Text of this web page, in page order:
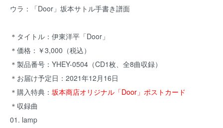
ウラ：「Door」坂本サトル手書き譜面
＊タイトル：伊東洋平「Door」
＊価格：￥3,000（税込）
＊製品番号：YHEY-0504（CD1枚、全8曲収録）
＊お届け予定日：2021年12月16日
＊購入特典： 坂本商店オリジナル「Door」ポストカード
＊収録曲
01. lamp